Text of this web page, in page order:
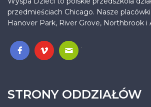
przedmieściach Chicago. Nasze
Hanover Park, River Grove, Northbrook i
.
STRONY ODDZIAŁÓW